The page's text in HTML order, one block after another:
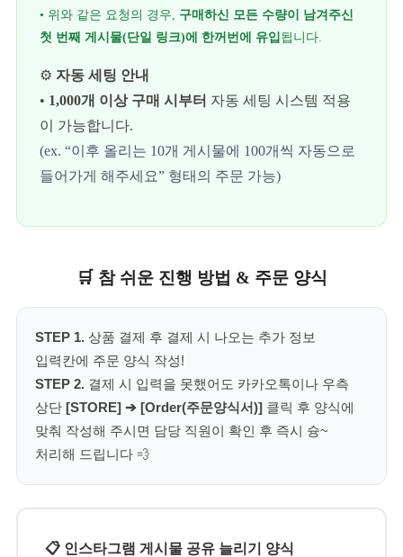
• 위와 같은 요청의 경우, 구매하신 모든 수량이 남겨주신
첫 번째 게시물(단일 링크)에 한꺼번에 유입 됩니다.
⚙️ 자동 세팅 안내
• 1,000개 이상 구매 시부터 자동 세팅 시스템 적용
이 가능합니다.
(ex. “이후 올리는 10개 게시물에 100개씩 자동으로
들어가게 해주세요” 형태의 주문 가능)
🛒 참 쉬운 진행 방법 & 주문 양식
STEP 1. 상품 결제 후 결제 시 나오는 추가 정보
입력칸에 주문 양식 작성!
STEP 2. 결제 시 입력을 못했어도 카카오톡이나 우측
상단 [STORE] ➔ [Order(주문양식서)] 클릭 후 양식에
맞춰 작성해 주시면 담당 직원이 확인 후 즉시 슝~
처리해 드립니다 💨
📋 인스타그램 게시물 공유 늘리기 양식